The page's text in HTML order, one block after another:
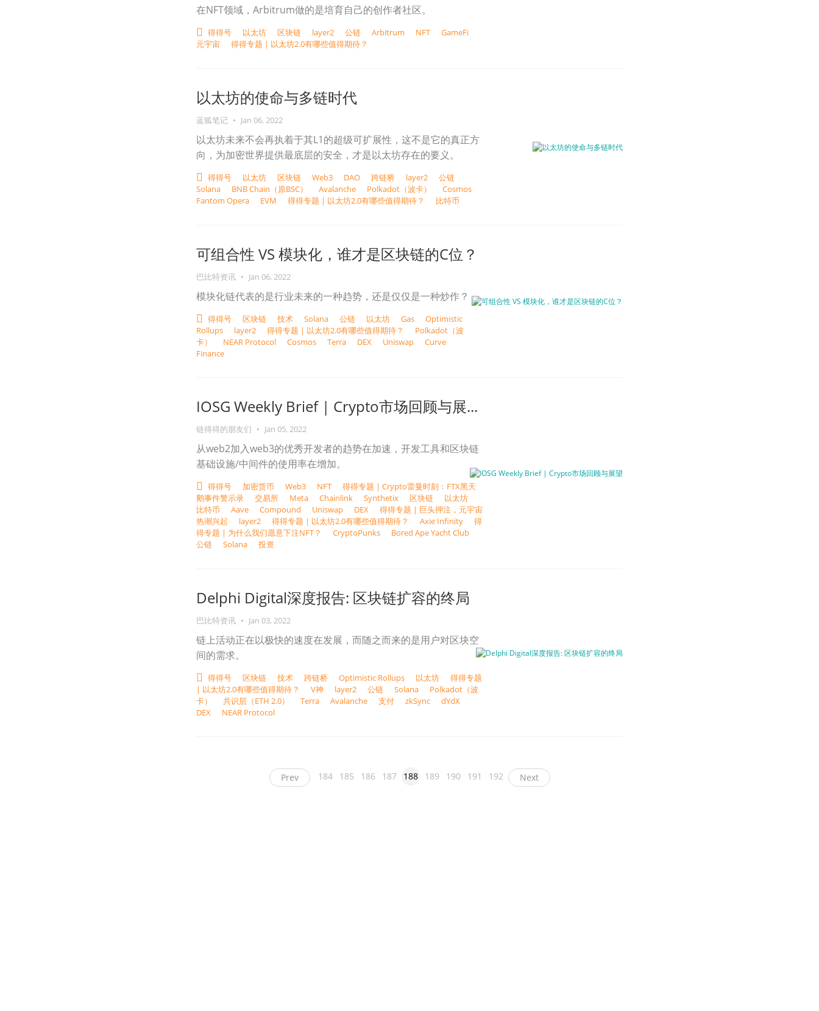
在NFT领域，Arbitrum做的是培育自己的创作者社区。
得得号 以太坊 区块链 layer2 公链 Arbitrum NFT
GameFi
元宇宙
得得专题 | 以太坊2.0有哪些值得期待？
以太坊的使命与多链时代
蓝狐笔记 • Jan 06, 2022
以太坊未来不会再执着于其L1的超级可扩展性，这不是它的真正方
向，为加密世界提供最底层的安全，才是以太坊存在的要义。
得得号 以太坊 区块链 Web3 DAO 跨链桥 layer2
公链
Solana
BNB Chain（原BSC） Avalanche Polkadot（波卡）
Cosmos
Fantom Opera
EVM 得得专题 | 以太坊2.0有哪些值得期待？ 比特币
可组合性 VS 模块化，谁才是区块链的C位？
巴比特资讯 • Jan 06, 2022
模块化链代表的是行业未来的一种趋势，还是仅仅是一种炒作？
得得号 区块链 技术 Solana 公链 以太坊 Gas
Optimistic
Rollups
layer2 得得专题 | 以太坊2.0有哪些值得期待？
Polkadot（波
卡）
NEAR Protocol Cosmos Terra DEX Uniswap
Curve
Finance
IOSG Weekly Brief | Crypto市场回顾与展...
链得得的朋友们 • Jan 05, 2022
从web2加入web3的优秀开发者的趋势在加速，开发工具和区块链
基础设施/中间件的使用率在增加。
得得号 加密货币 Web3 NFT
得得专题 | Crypto雷曼时刻：FTX黑天
鹅事件警示录
交易所 Meta Chainlink Synthetix 区块链
以太坊
比特币
Aave Compound Uniswap DEX
得得专题 | 巨头押注，元宇宙
热潮兴起
layer2 得得专题 | 以太坊2.0有哪些值得期待？ Axie Infinity
得
得专题 | 为什么我们愿意下注NFT？
CryptoPunks
Bored Ape Yacht Club
公链
Solana 投资
Delphi Digital深度报告: 区块链扩容的终局
巴比特资讯 • Jan 03, 2022
链上活动正在以极快的速度在发展，而随之而来的是用户对区块空
间的需求。
得得号 区块链 技术 跨链桥 Optimistic Rollups 以太坊
得得专题
| 以太坊2.0有哪些值得期待？
V神 layer2 公链 Solana
Polkadot（波
卡）
共识层（ETH 2.0） Terra Avalanche 支付 zkSync
dYdX
DEX
NEAR Protocol
Prev 184 185 186 187 188 189 190 191 192 Next